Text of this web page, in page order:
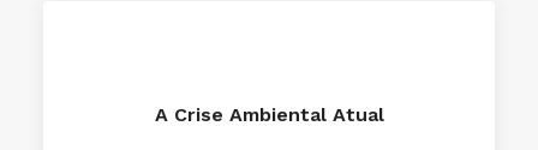
A Crise Ambiental Atual